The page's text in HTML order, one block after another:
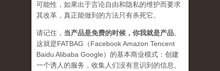
可能性，如果出于言论自由和隐私的维护而要求
其改革，真正能做到的方法只有杀死它。
请记住， 当产品是免费的时候，你我就是产品。
这就是FATBAG（Facebook Amazon Tencent
Baidu Alibaba Google）的基本商业模式：创建
一个诱人的服务，收集人们没有意识到的信息。